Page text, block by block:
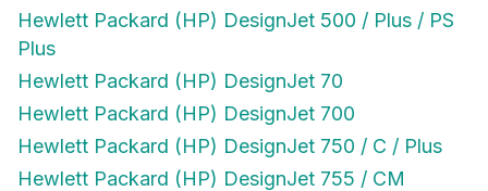
Hewlett Packard (HP) DesignJet 500 / Plus / PS
Plus
Hewlett Packard (HP) DesignJet 70
Hewlett Packard (HP) DesignJet 700
Hewlett Packard (HP) DesignJet 750 / C / Plus
Hewlett Packard (HP) DesignJet 755 / CM